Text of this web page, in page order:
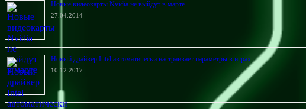
Новые видеокарты Nvidia не выйдут в марте
27.04.2014
Новый драйвер Intel автоматически настраивает параметры в играх
10.12.2017